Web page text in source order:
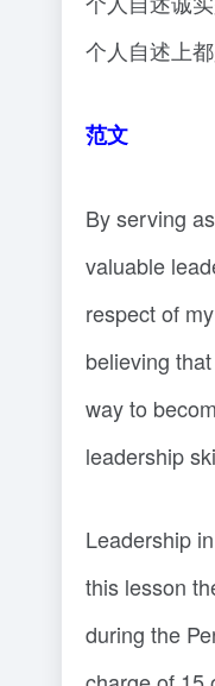
个人自述上
范文
By serving
valuable
respect of
believing
way to
leadership
Leadership
this lesson
during the